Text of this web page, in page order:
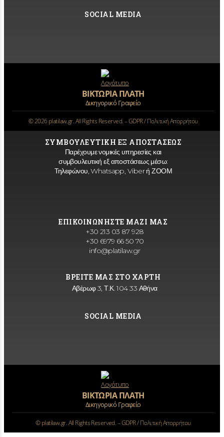
SOCIAL MEDIA
ΒΙΚΤΩΡΙΑ ΠΛΑΤΗ
Δικηγορικό Γραφείο
©2026platilaw.gr. All Rights Reserved. –GDPR / Πολιτική Απορρήτου
ΣΥΜΒΟΥΛΕΥΤΙΚΗ ΕΞ ΑΠΟΣΤΑΣΕΩΣ
Παρέχουμε νομικές υπηρεσίες και
συμβουλευτική εξ αποστάσεως μέσω:
Τηλεφώνου, Whatsapp, Viber ή ΖΟΟΜ
ΕΠΙΚΟΙΝΩΝΗΣΤΕ ΜΑΖΙ ΜΑΣ
+30 213 03 87 928
+30 6979 66 50 70
info@platilaw.gr
ΒΡΕΙΤΕ ΜΑΣ ΣΤΟ ΧΑΡΤΗ
Αβέρωφ 3, Τ.Κ. 104 33 Αθήνα
SOCIAL MEDIA
ΒΙΚΤΩΡΙΑ ΠΛΑΤΗ
Δικηγορικό Γραφείο
©platilaw.gr. All Rights Reserved. –GDPR / Πολιτική Απορρήτου